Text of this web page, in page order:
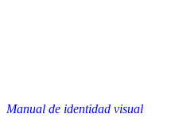
Manual de identidad visual